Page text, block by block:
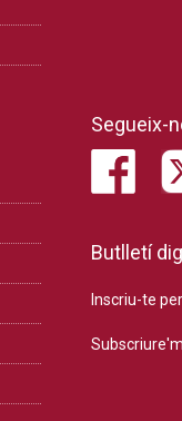
Segueix-
Butlletí
Inscriu-te
Subscriure'm